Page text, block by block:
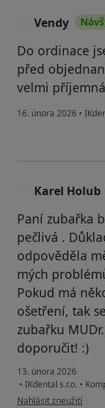
Vendy
Do ordinace
před
velmi
16. února 2026 •
Karel Holub
Paní zubařka
pečlivá .
odpověděla
mých
Pokud má
ošetření, tak
zubařku
doporučit! :)
13. února 2026
• IKdental s.r.o. •
podle názoru uživatele
Nahlásit zneužití